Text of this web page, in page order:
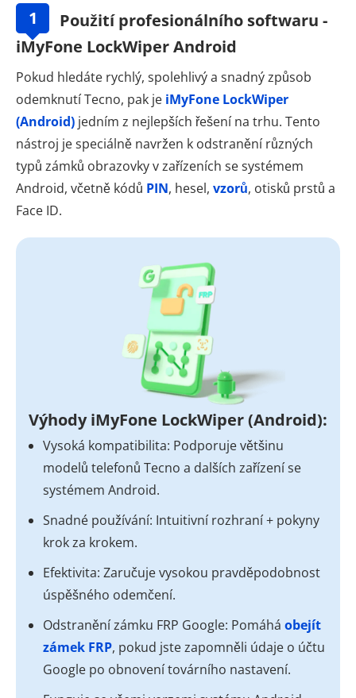
1
Použití profesionálního softwaru -
iMyFone LockWiper Android
Pokud hledáte rychlý, spolehlivý a snadný způsob
odemknutí Tecno, pak je iMyFone LockWiper
(Android) jedním z nejlepších řešení na trhu. Tento
nástroj je speciálně navržen k odstranění různých
typů zámků obrazovky v zařízeních se systémem
Android, včetně kódů PIN, hesel, vzorů, otisků prstů a
Face ID.
Výhody iMyFone LockWiper (Android):
Vysoká kompatibilita: Podporuje většinu
modelů telefonů Tecno a dalších zařízení se
systémem Android.
Snadné používání: Intuitivní rozhraní + pokyny
krok za krokem.
Efektivita: Zaručuje vysokou pravděpodobnost
úspěšného odemčení.
Odstranění zámku FRP Google: Pomáhá obejít
zámek FRP, pokud jste zapomněli údaje o účtu
Google po obnovení továrního nastavení.